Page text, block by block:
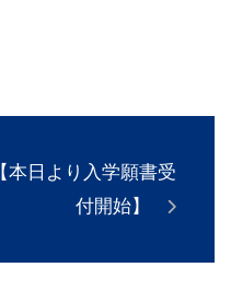
【本日より入学願書受
付開始】